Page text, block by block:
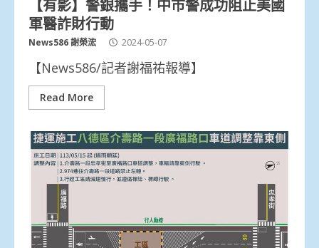
軍醫詐財行動
News586 謝榮浤 2024-05-07
【News586/記者謝福祐報導】
Read More